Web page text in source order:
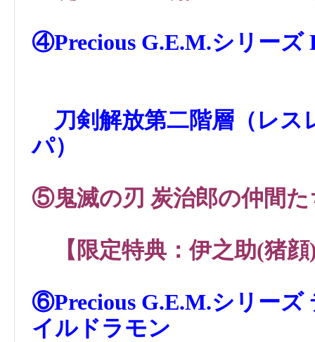
④Precious G.E.M.シリー
刀剣解放第二階層（レス
パ）
⑤鬼滅の刃 炭治郎の仲間
【限定特典：伊之助(猪
⑥Precious G.E.M.シリー
イルドラモン